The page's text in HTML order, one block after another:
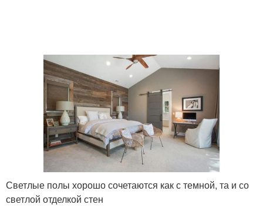
Светлые полы хорошо сочетаются как с темной, та и со
светлой отделкой стен